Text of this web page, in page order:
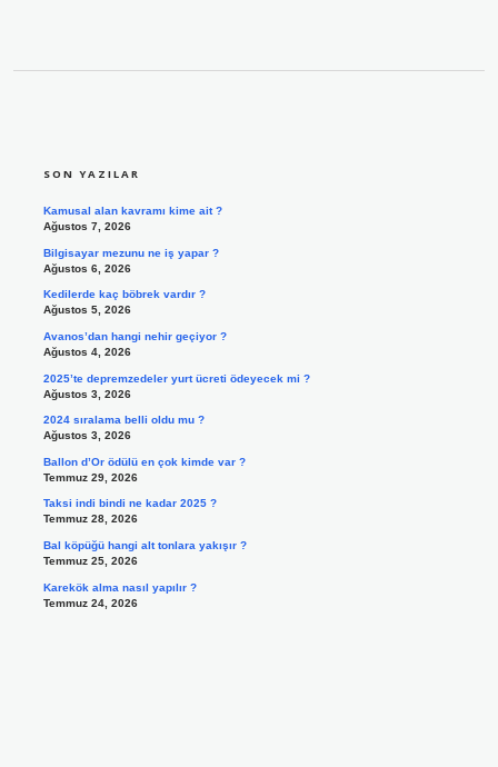
SON YAZILAR
Kamusal alan kavramı kime ait ?
Ağustos 7, 2026
Bilgisayar mezunu ne iş yapar ?
Ağustos 6, 2026
Kedilerde kaç böbrek vardır ?
Ağustos 5, 2026
Avanos’dan hangi nehir geçiyor ?
Ağustos 4, 2026
2025’te depremzedeler yurt ücreti ödeyecek mi ?
Ağustos 3, 2026
2024 sıralama belli oldu mu ?
Ağustos 3, 2026
Ballon d’Or ödülü en çok kimde var ?
Temmuz 29, 2026
Taksi indi bindi ne kadar 2025 ?
Temmuz 28, 2026
Bal köpüğü hangi alt tonlara yakışır ?
Temmuz 25, 2026
Karekök alma nasıl yapılır ?
Temmuz 24, 2026